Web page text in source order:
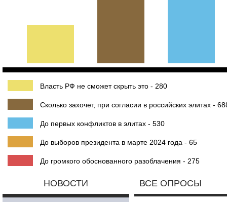
Власть РФ не сможет скрыть это - 280
Сколько захочет, при согласии в российских элитах -
До первых конфликтов в элитах - 530
До выборов президента в марте 2024 года - 65
До громкого обоснованного разоблачения - 275
НОВОСТИ ВСЕ ОПРОСЫ